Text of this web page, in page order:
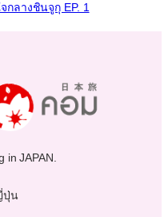
กลางชินจูกุ EP. 1
in JAPAN.
ปุ่น